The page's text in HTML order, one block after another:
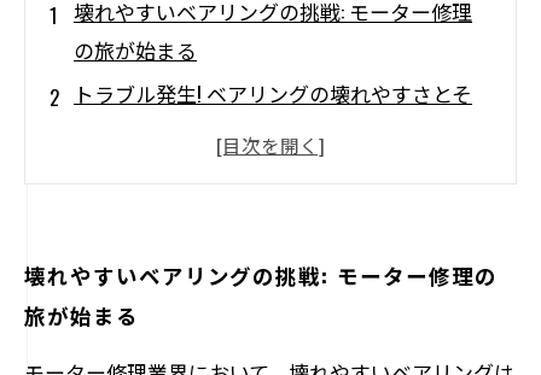
壊れやすいベアリングの挑戦: モーター修理
の旅が始まる
トラブル発生! ベアリングの壊れやすさとそ
修理の手順: ベアリングの寿命を延ばす方法
注意点を忘れずに: ベアリング修理の落とし
穴
壊れやすいベアリングの挑戦: モーター修理の
旅が始まる